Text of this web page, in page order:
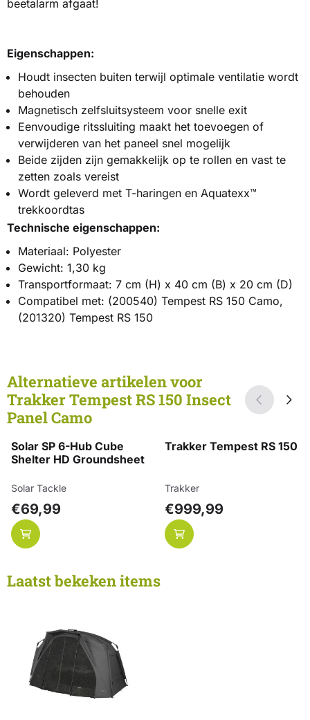
beetalarm afgaat!
Eigenschappen:
Houdt insecten buiten terwijl optimale ventilatie wordt
behouden
Magnetisch zelfsluitsysteem voor snelle exit
Eenvoudige ritssluiting maakt het toevoegen of
verwijderen van het paneel snel mogelijk
Beide zijden zijn gemakkelijk op te rollen en vast te
zetten zoals vereist
Wordt geleverd met T-haringen en Aquatexx™
trekkoordtas
Technische eigenschappen:
Materiaal: Polyester
Gewicht: 1,30 kg
Transportformaat: 7 cm (H) x 40 cm (B) x 20 cm (D)
Compatibel met: (200540) Tempest RS 150 Camo,
(201320) Tempest RS 150
Alternatieve artikelen voor
Trakker Tempest RS 150 Insect
Panel Camo
Solar SP 6-Hub Cube
Shelter HD Groundsheet
Merk:
Solar Tackle
Prijs: 69,99
€69,99
Trakker Tempest RS 150
Merk:
Trakker
Prijs: 999,99
€999,99
Laatst bekeken items